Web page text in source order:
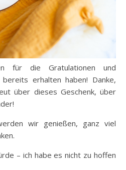
für die Gratulationen und
erhalten haben! Danke,
über dieses Geschenk, über
wir genießen, ganz viel
– ich habe es nicht zu hoffen